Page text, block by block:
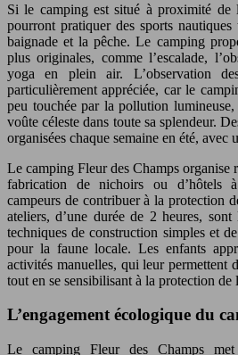
Si le camping est situé à proximité de
pourront pratiquer des sports
baignade et la pêche. Le camping
plus originales, comme l’escalade,
yoga en plein air. L’observation
particulièrement appréciée, car le
peu touchée par la pollution
voûte céleste dans toute sa splendeur.
organisées chaque semaine en été, avec
Le camping Fleur des Champs organise
fabrication de nichoirs ou d’hôtels
campeurs de contribuer à la protection
ateliers, d’une durée de 2 heures, sont
techniques de construction simples et
pour la faune locale. Les enfants
activités manuelles, qui leur permettent
tout en se sensibilisant à la protection de
L’engagement écologique du
Le camping Fleur des Champs